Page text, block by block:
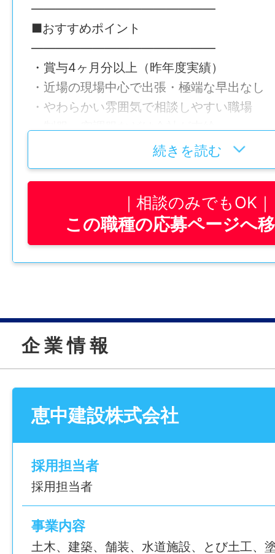
給与モデル
現場手当：15,000～18,000円
住宅手当：10,100～30,000円
職務手当：20,000～23,000円
賞与
年2回（昨年度実績：1.5ヶ月分/年）
年間休日
正社員
経験
年齢制限
学歴
不問
免許・資格
・発注者や役所との打ち合わせ
・書類・図面・工事写真の作成、管理
現場では「段取りを組む人・指示を出す人
「記録をまとめる人」として工事全体をコ
す。
最初は写真撮影や記録作業など、先輩のサ
ート。
■ポイント
未経験から施工管理を目指す方も歓迎！
仕事内容変更の可能性：あり
変更予定の仕事内容：会社の定める範囲
就業場所
〒509-7205 岐阜県恵那市長島町中野上沼
勤務地変更の可能性：なし
給与
月給 220,100～350,000円＋各種手当
※内訳は給与モデル参照
給与モデル
―――――――――――――――
■おすすめポイント
―――――――――――――――
・賞与4ヶ月分以上（昨年度実績）
・近場の現場中心で出張・極端な早出なし
・やわらかい雰囲気で相談しやすい職場
・国家資格や各種免許は全額会社負担
―――――――――――――――
―――――――――――――――
学校や公共施設、建物の改修工事などの現
全に・予定通り進むように管理する仕事で
＜具体的には＞
・現場の安全確認、作業環境の整備
・図面通りかの確認、仕上がりチェック
・発注者や役所との打ち合わせ
・書類・図面・工事写真の作成、管理
建築は内装や設備など関わる業種が多く、
上がり確認が重要になります。
続きを読む
相談のみでもOK
この職種の応募ページへ
企 業 情 報
恵中建設株式会社
採用担当者
採用担当者
事業内容
土木、建築、舗装、水道施設、とび土工、